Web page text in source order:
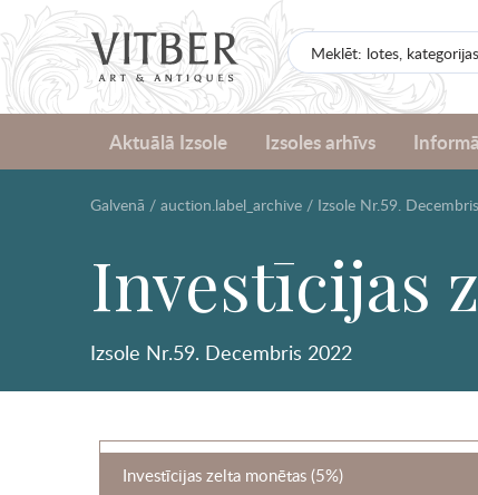
Aktuālā Izsole Izsoles arhīvs
Galvenā / auction.label_archive / Izsole Nr.59.
Investīcijas
Izsole Nr.59. Decembris 2022
Investīcijas zelta monētas (5%)